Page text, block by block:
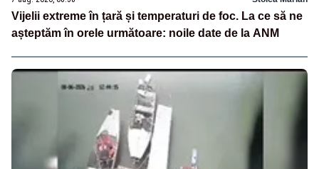
Vijelii extreme în țară și temperaturi de foc. La ce să ne
așteptăm în orele următoare: noile date de la ANM